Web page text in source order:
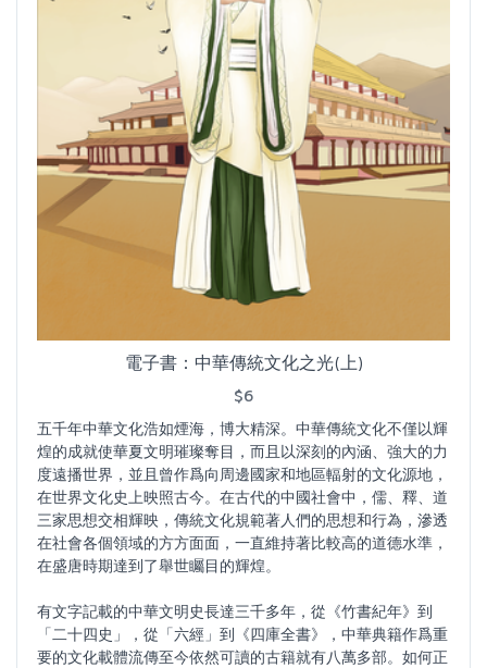
電子書：中華傳統文化之光(上)
$6
五千年中華文化浩如煙海，博大精深。中華傳統文化不僅以輝
煌的成就使華夏文明璀璨奪目，而且以深刻的內涵、強大的力
度遠播世界，並且曾作爲向周邊國家和地區輻射的文化源地，
在世界文化史上映照古今。在古代的中國社會中，儒、釋、道
三家思想交相輝映，傳統文化規範著人們的思想和行為，滲透
在社會各個領域的方方面面，一直維持著比較高的道德水準，
在盛唐時期達到了舉世矚目的輝煌。
有文字記載的中華文明史長達三千多年，從《竹書紀年》到
「二十四史」，從「六經」到《四庫全書》，中華典籍作爲重
要的文化載體流傳至今依然可讀的古籍就有八萬多部。如何正